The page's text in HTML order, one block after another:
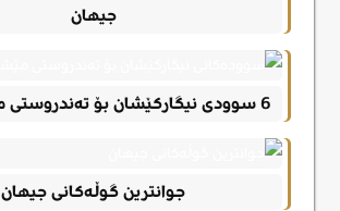
جیهان
6 سوودی نیگارکێشان بۆ تەندروستی مێشک و ڕۆح
جوانترین گوڵەکانی جیهان